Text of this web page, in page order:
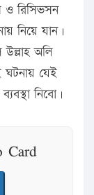
ও রিসিভসন
নিয়ে যান।
উল্লাহ অলি
ঘটনায় যেই
নিবো।
Card